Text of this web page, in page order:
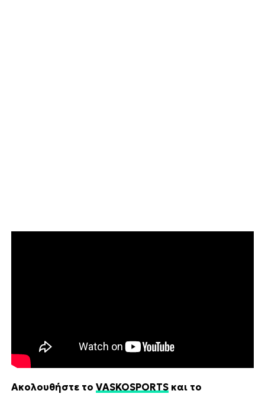
Ακολουθήστε το VASKOSPORTSκαι το